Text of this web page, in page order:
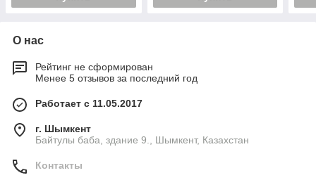
О нас
Рейтинг не сформирован
Менее 5 отзывов за последний год
Работает с 11.05.2017
г. Шымкент
Байтулы баба, здание 9., Шымкент, Казахстан
Контакты